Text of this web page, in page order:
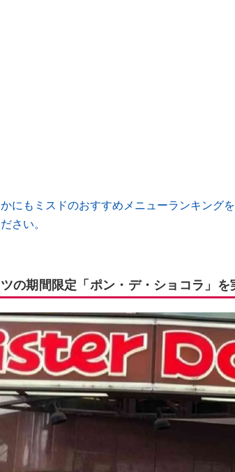
にもミスドのおすすめメニューランキング
さい。
の期間限定「ポン・デ・ショコラ」を